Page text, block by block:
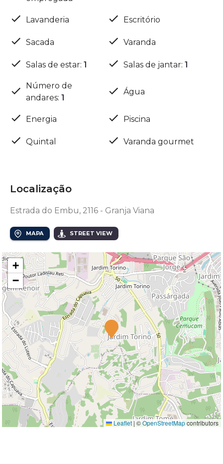
Lavanderia Escritório
Sacada Varanda
Salas de estar: 1 Salas de jantar: 1
Número de
andares: 1
Água
Energia Piscina
Quintal Varanda gourmet
Localização
Estrada do Embu, 2116 - Granja Viana
MAPA STREET VIEW
+
−
Leaflet|©OpenStreetMapcontributors